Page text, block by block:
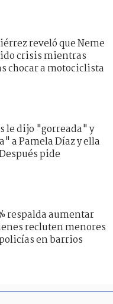
reveló que Neme
crisis mientras
chocar a motociclista
le dijo "gorreada" y
a Pamela Díaz y ella
pide
respalda aumentar
recluten menores
en barrios